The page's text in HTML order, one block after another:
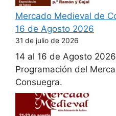
Mercado Medieval de
16 de Agosto 2026
31 de julio de 2026
14 al 16 de Agosto
Programación del
Consuegra.